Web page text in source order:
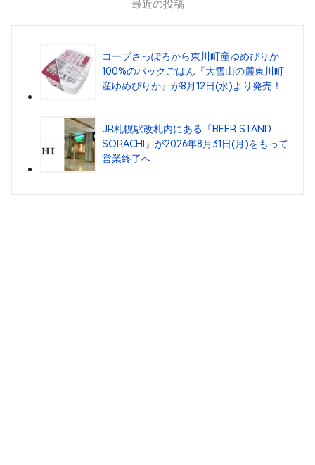
最近の投稿
コープさっぽろから東川町産ゆめぴりか
100%のパックごはん『⼤雪⼭の麓東川町
産ゆめぴりか』が8⽉12⽇(⽔)より発売！
JR札幌駅改札内にある『BEER STAND
SORACHI』が2026年8月31日(月)をもって
営業終了へ